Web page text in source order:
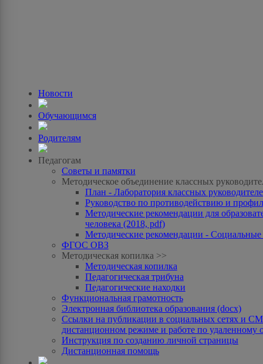
Новости
Обучающимся
Родителям
Педагогам
Советы и памятки
Методическое объединение классных
План - Лаборатория классных
Руководство по противодействию и
Методические рекомендации для
человека (2018, pdf)
Методические рекомендации -
ФГОС ОВЗ
Методическая копилка >>
Методическая копилка
Педагогическая трибуна
Педагогические находки
Функциональная грамотность
Электронная библиотека образования (docx)
Ссылки на публикации в социальных сетях и
дистанционном режиме и работе по удаленному
Инструкция по созданию личной страницы
Дистанционная помощь